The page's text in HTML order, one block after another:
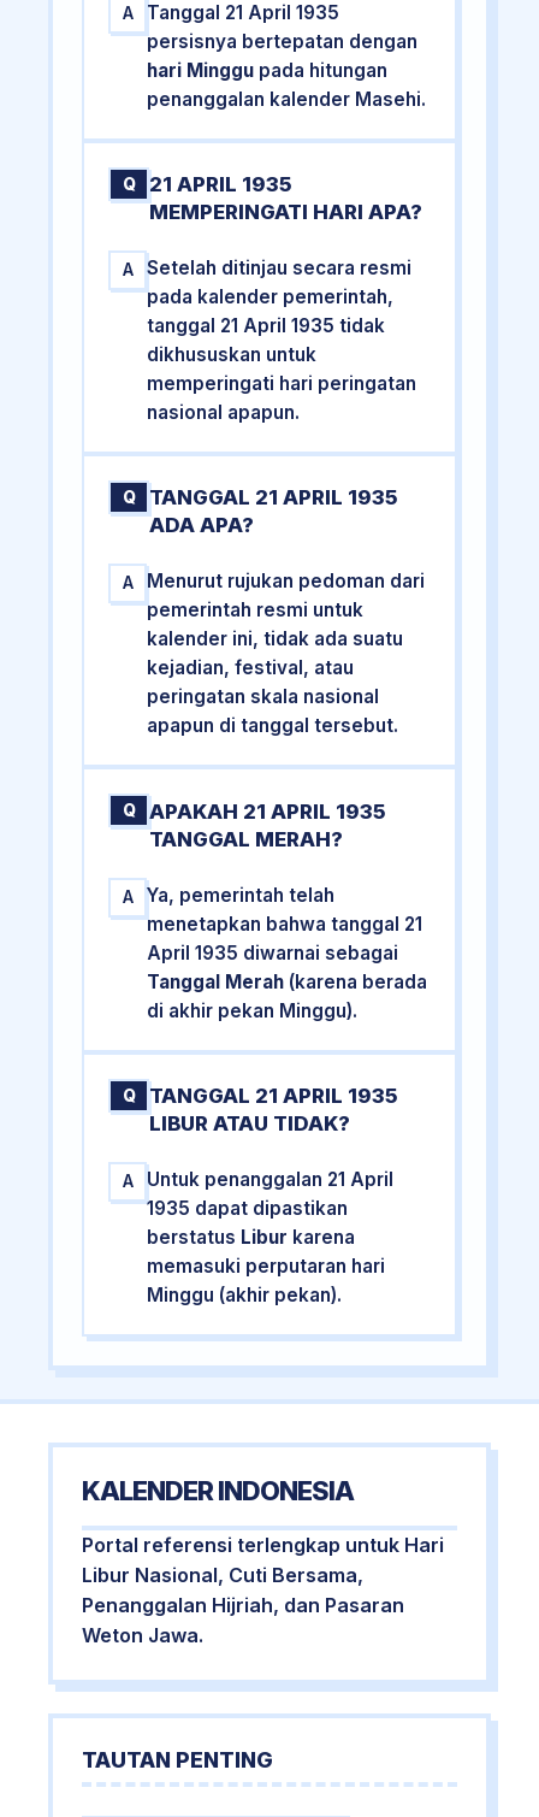
A
Tanggal 21 April 1935
persisnya bertepatan dengan
hari Minggu pada hitungan
penanggalan kalender Masehi.
Q
21 APRIL 1935
MEMPERINGATI HARI APA?
A
Setelah ditinjau secara resmi
pada kalender pemerintah,
tanggal 21 April 1935 tidak
dikhususkan untuk
memperingati hari peringatan
nasional apapun.
Q
TANGGAL 21 APRIL 1935
ADA APA?
A
Menurut rujukan pedoman dari
pemerintah resmi untuk
kalender ini, tidak ada suatu
kejadian, festival, atau
peringatan skala nasional
apapun di tanggal tersebut.
Q
APAKAH 21 APRIL 1935
TANGGAL MERAH?
A
Ya, pemerintah telah
menetapkan bahwa tanggal 21
April 1935 diwarnai sebagai
Tanggal Merah (karena berada
di akhir pekan Minggu).
Q
TANGGAL 21 APRIL 1935
LIBUR ATAU TIDAK?
A
Untuk penanggalan 21 April
1935 dapat dipastikan
berstatus Libur karena
memasuki perputaran hari
Minggu (akhir pekan).
KALENDER INDONESIA
Portal referensi terlengkap untuk Hari
Libur Nasional, Cuti Bersama,
Penanggalan Hijriah, dan Pasaran
Weton Jawa.
TAUTAN PENTING